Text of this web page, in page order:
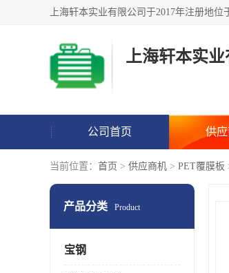
上海轩本实业
公司首页 供
当前位置： 首页 > 供应商机 > PET覆膜板
产品分类 Product
宝钢